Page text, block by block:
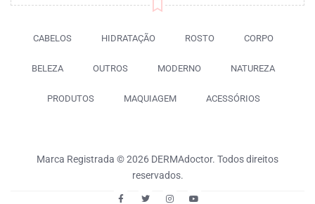
CABELOS HIDRATAÇÃO ROSTO CORPO
BELEZA OUTROS MODERNO NATUREZA
PRODUTOS MAQUIAGEM ACESSÓRIOS
Marca Registrada © 2026 DERMAdoctor. Todos direitos
reservados.